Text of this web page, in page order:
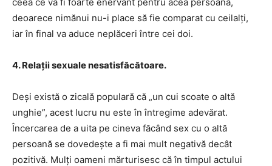
deoarece nimănui nu-i place să fie comparat cu ceilalți,
iar în final va aduce neplăceri între cei doi.
4. Relații sexuale nesatisfăcătoare.
Deși există o zicală populară că „un cui scoate o altă
unghie”, acest lucru nu este în întregime adevărat.
Încercarea de a uita pe cineva făcând sex cu o altă
persoană se dovedește a fi mai mult negativă decât
pozitivă. Mulți oameni mărturisesc că în timpul actului